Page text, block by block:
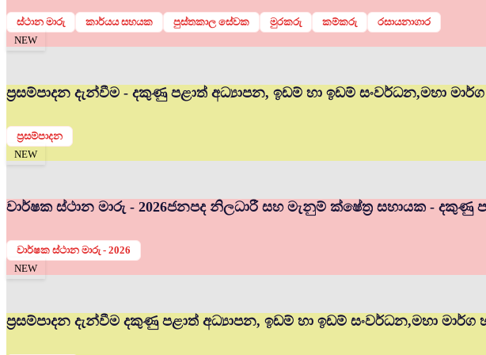
ස්ථාන මාරු කාර්යය සහයක පුස්තකාල සේවක මුරකරු කම්කරු
රසායනාගාර
NEW
ප්‍රසම්පාදන දැන්වීම - දකුණු පළාත් අධ්‍යාපන, ඉඩම් හා ඉඩම් සංවර්ධන,මහා
ප්‍රසම්පාදන
NEW
වාර්ෂක ස්ථාන මාරු - 2026ජනපද නිලධාරී සහ මැනුම් ක්ෂේත්‍ර සහායක - දකුණු
වාර්ෂක ස්ථාන මාරු - 2026
NEW
ප්‍රසම්පාදන දැන්වීම දකුණු පළාත් අධ්‍යාපන, ඉඩම් හා ඉඩම් සංවර්ධන,මහා මාර්ග